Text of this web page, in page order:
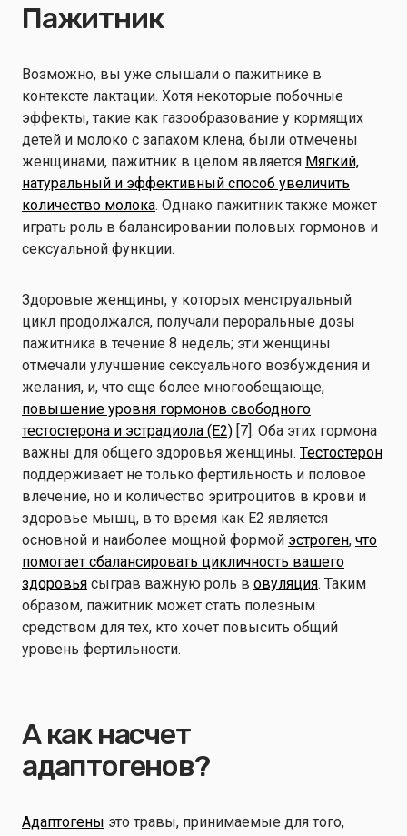
Пажитник
Возможно, вы уже слышали о пажитнике в
контексте лактации. Хотя некоторые побочные
эффекты, такие как газообразование у кормящих
детей и молоко с запахом клена, были отмечены
женщинами, пажитник в целом является Мягкий,
натуральный и эффективный способ увеличить
количество молока. Однако пажитник также может
играть роль в балансировании половых гормонов и
сексуальной функции.
Здоровые женщины, у которых менструальный
цикл продолжался, получали пероральные дозы
пажитника в течение 8 недель; эти женщины
отмечали улучшение сексуального возбуждения и
желания, и, что еще более многообещающе,
повышение уровня гормонов свободного
тестостерона и эстрадиола (E2) [7]. Оба этих гормона
важны для общего здоровья женщины. Тестостерон
поддерживает не только фертильность и половое
влечение, но и количество эритроцитов в крови и
здоровье мышц, в то время как E2 является
основной и наиболее мощной формой эстроген, что
помогает сбалансировать цикличность вашего
здоровья сыграв важную роль в овуляция. Таким
образом, пажитник может стать полезным
средством для тех, кто хочет повысить общий
уровень фертильности.
А как насчет
адаптогенов?
Адаптогены это травы, принимаемые для того,